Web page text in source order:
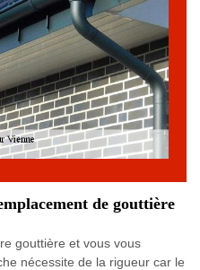
de gouttière
gouttière et vous vous
nécessite de la rigueur car le